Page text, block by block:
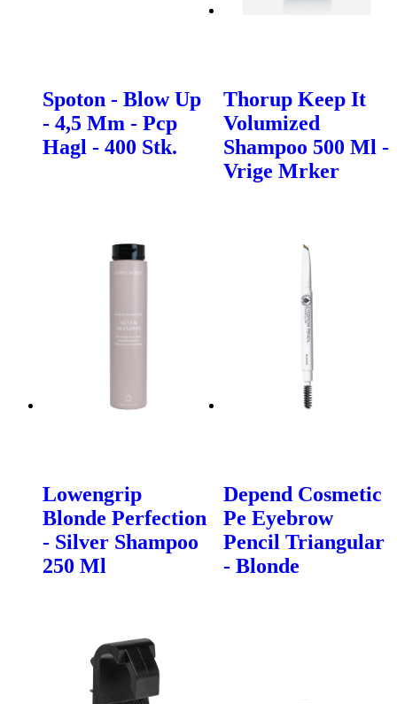
Spoton - Blow Up
- 4,5 Mm - Pcp
Hagl - 400 Stk.
Thorup Keep It
Volumized
Shampoo 500 Ml -
Vrige Mrker
Lowengrip
Blonde Perfection
- Silver Shampoo
250 Ml
Depend Cosmetic
Pe Eyebrow
Pencil Triangular
- Blonde